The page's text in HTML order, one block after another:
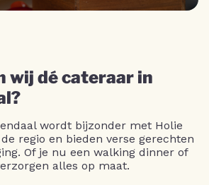
wij dé cateraar in
wordt bijzonder met Holie
regio en bieden verse gerechten
Of je nu een walking dinner of
alles op maat.